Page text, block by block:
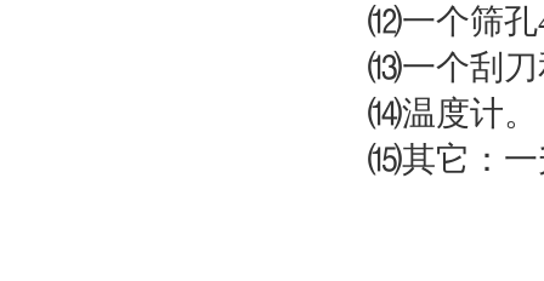
⑿一个筛孔
⒀一个刮刀
⒁温度计。
⒂其它：一